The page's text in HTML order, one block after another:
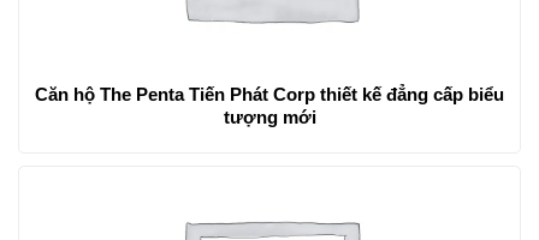
Căn hộ The Penta Tiến Phát Corp thiết kế đẳng cấp biểu
tượng mới